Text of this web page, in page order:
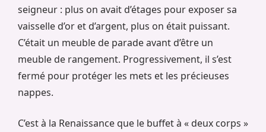
seigneur : plus on avait d’étages pour exposer sa
vaisselle d’or et d’argent, plus on était puissant.
C’était un meuble de parade avant d’être un
meuble de rangement. Progressivement, il s’est
fermé pour protéger les mets et les précieuses
nappes.
C’est à la Renaissance que le buffet à « deux corps »